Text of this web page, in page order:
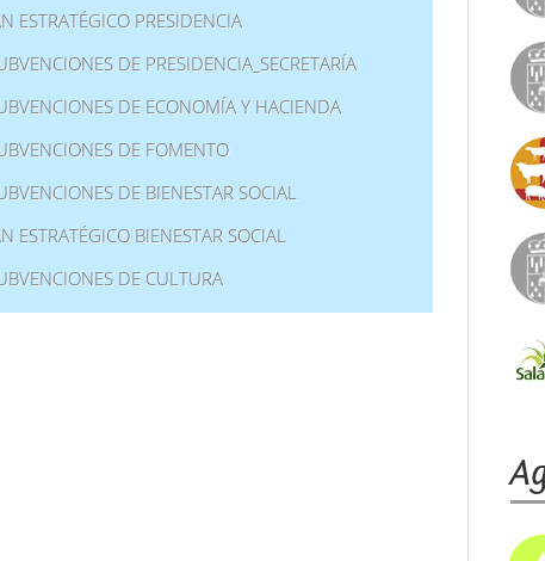
ESTRATÉGICO PRESIDENCIA
DE PRESIDENCIA_SECRETARÍA
DE ECONOMÍA Y HACIENDA
DE FOMENTO
DE BIENESTAR SOCIAL
ESTRATÉGICO BIENESTAR SOCIAL
DE CULTURA